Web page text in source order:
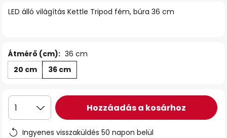
LED álló világítás Kettle Tripod fém, búra 36 cm
Átmérő (cm): 36 cm
20 cm
36 cm
1 Hozzáadás a kosárhoz
Ingyenes visszaküldés 50 napon belül